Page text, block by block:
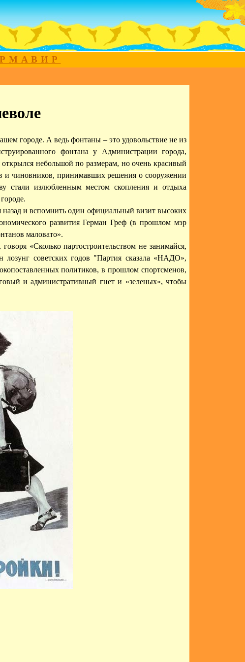
городе. А ведь фонтаны – это удовольствие не из
фонтана у Администрации города,
небольшой по размерам, но очень красивый
и чиновников, принимавших решения о сооружении
стали излюбленным местом скопления и отдыха
и вспомнить один официальный визит высоких
развития Герман Греф (в прошлом мэр
маловато».
«Сколько партостроительством не занимайся,
советских годов "Партия сказала «НАДО»,
политиков, в прошлом спортсменов,
и административный гнет и «зеленых», чтобы